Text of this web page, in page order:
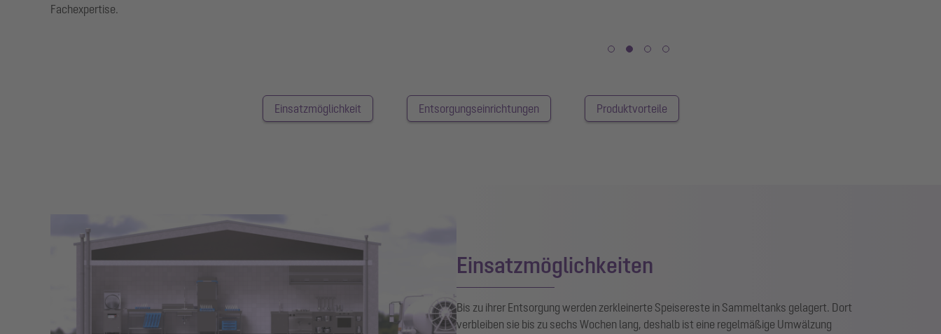
Fachexpertise.
Einsatzmöglichkeit Entsorgungseinrichtungen Produktvorteile
Einsatzmöglichkeiten
Bis zu ihrer Entsorgung werden zerkleinerte Speisereste in Sammeltanks gelagert. Dort
verbleiben sie bis zu sechs Wochen lang, deshalb ist eine regelmäßige Umwälzung